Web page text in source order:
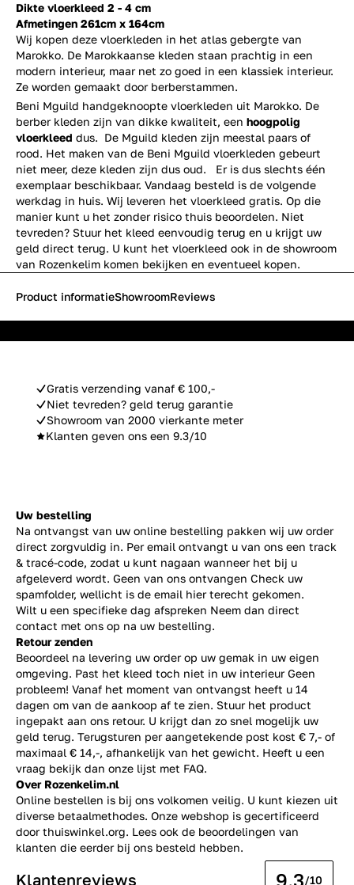
Dikte vloerkleed 2 - 4 cm
Afmetingen 261cm x 164cm
Wij kopen deze vloerkleden in het atlas gebergte van
Marokko. De Marokkaanse kleden staan prachtig in een
modern interieur, maar net zo goed in een klassiek interieur.
Ze worden gemaakt door berberstammen.
Beni Mguild handgeknoopte vloerkleden uit Marokko. De
berber kleden zijn van dikke kwaliteit, een hoogpolig
vloerkleed dus. De Mguild kleden zijn meestal paars of
rood. Het maken van de Beni Mguild vloerkleden gebeurt
niet meer, deze kleden zijn dus oud. Er is dus slechts één
exemplaar beschikbaar. Vandaag besteld is de volgende
werkdag in huis. Wij leveren het vloerkleed gratis. Op die
manier kunt u het zonder risico thuis beoordelen. Niet
tevreden? Stuur het kleed eenvoudig terug en u krijgt uw
geld direct terug. U kunt het vloerkleed ook in de showroom
van Rozenkelim komen bekijken en eventueel kopen.
Gratis verzending vanaf € 100,-
Niet tevreden? geld terug garantie
Showroom van 2000 vierkante meter
Klanten geven ons een 9.3/10
Product informatieShowroomReviews
Uw bestelling
Na ontvangst van uw online bestelling pakken wij uw order
direct zorgvuldig in. Per email ontvangt u van ons een track
& tracé-code, zodat u kunt nagaan wanneer het bij u
afgeleverd wordt. Geen van ons ontvangen Check uw
spamfolder, wellicht is de email hier terecht gekomen.
Wilt u een specifieke dag afspreken Neem dan direct
contact met ons op na uw bestelling.
Retour zenden
Beoordeel na levering uw order op uw gemak in uw eigen
omgeving. Past het kleed toch niet in uw interieur Geen
probleem! Vanaf het moment van ontvangst heeft u 14
dagen om van de aankoop af te zien. Stuur het product
ingepakt aan ons retour. U krijgt dan zo snel mogelijk uw
geld terug. Terugsturen per aangetekende post kost € 7,- of
maximaal € 14,-, afhankelijk van het gewicht. Heeft u een
vraag bekijk dan onze lijst met FAQ.
Over Rozenkelim.nl
Online bestellen is bij ons volkomen veilig. U kunt kiezen uit
diverse betaalmethodes. Onze webshop is gecertificeerd
door thuiswinkel.org. Lees ook de beoordelingen van
klanten die eerder bij ons besteld hebben.
Klantenreviews 9.3/10